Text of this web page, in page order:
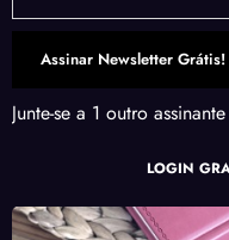
Assinar Newsletter Grátis!
Junte-se a 1 outro assinante
LOGIN